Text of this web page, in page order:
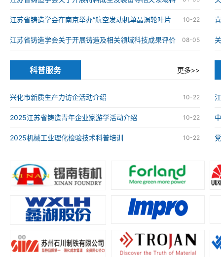
技成果评价工作的通知 10-22
江苏省铸造学会在南京举办“航空发动机单晶涡轮叶片
仿生结构设计与精准制造技术”科技成果评价会 08-05
江苏省铸造学会关于开展铸造及相关领域科技成果评价
工作的通知
科普服务 更多>>
10-22
兴化市新质生产力访企活动介绍
10-22
2025江苏省铸造青年企业家游学活动介绍
10-22
2025机械工业理化检验技术科普培训